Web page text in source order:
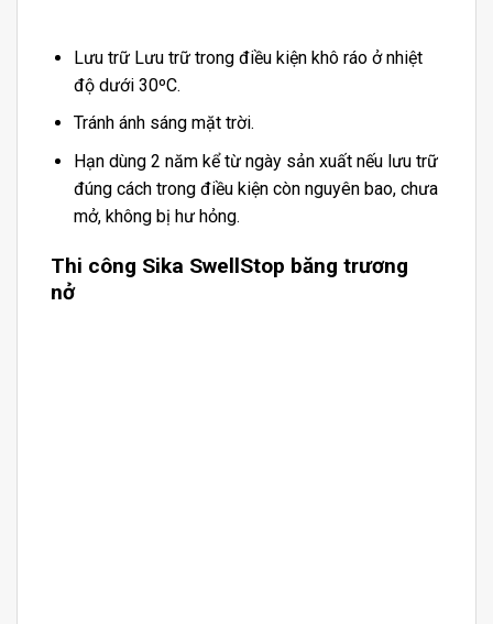
Lưu trữ Lưu trữ trong điều kiện khô ráo ở nhiệt
độ dưới 30ºC.
Tránh ánh sáng mặt trời.
Hạn dùng 2 năm kể từ ngày sản xuất nếu lưu trữ
đúng cách trong điều kiện còn nguyên bao, chưa
mở, không bị hư hỏng.
Thi công Sika SwellStop băng trương
nở